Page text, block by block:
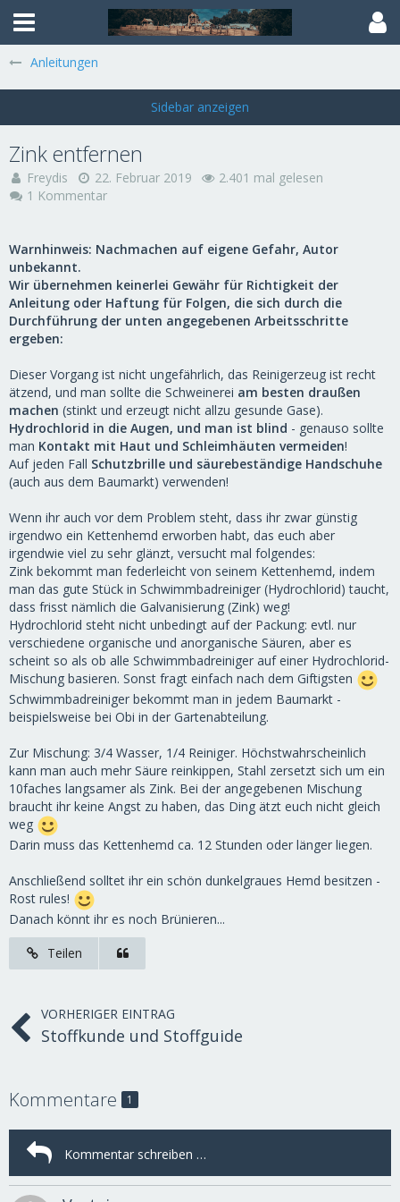
Anleitungen
Zink entfernen
Freydis 22. Februar 2019
2.401 mal gelesen
1 Kommentar
Warnhinweis: Nachmachen auf eigene Gefahr, Autor
unbekannt.
Wir übernehmen keinerlei Gewähr für Richtigkeit der
Anleitung oder Haftung für Folgen, die sich durch die
Durchführung der unten angegebenen Arbeitsschritte
ergeben:
Dieser Vorgang ist nicht ungefährlich, das Reinigerzeug ist recht
ätzend, und man sollte die Schweinerei am besten draußen
machen (stinkt und erzeugt nicht allzu gesunde Gase).
Hydrochlorid in die Augen, und man ist blind - genauso sollte
man Kontakt mit Haut und Schleimhäuten vermeiden!
Auf jeden Fall Schutzbrille und säurebeständige Handschuhe
(auch aus dem Baumarkt) verwenden!
Wenn ihr auch vor dem Problem steht, dass ihr zwar günstig
irgendwo ein Kettenhemd erworben habt, das euch aber
irgendwie viel zu sehr glänzt, versucht mal folgendes:
Zink bekommt man federleicht von seinem Kettenhemd, indem
man das gute Stück in Schwimmbadreiniger (Hydrochlorid) taucht,
dass frisst nämlich die Galvanisierung (Zink) weg!
Hydrochlorid steht nicht unbedingt auf der Packung: evtl. nur
verschiedene organische und anorganische Säuren, aber es
scheint so als ob alle Schwimmbadreiniger auf einer Hydrochlorid-
Mischung basieren. Sonst fragt einfach nach dem Giftigsten
Schwimmbadreiniger bekommt man in jedem Baumarkt -
beispielsweise bei Obi in der Gartenabteilung.
Zur Mischung: 3/4 Wasser, 1/4 Reiniger. Höchstwahrscheinlich
kann man auch mehr Säure reinkippen, Stahl zersetzt sich um ein
10faches langsamer als Zink. Bei der angegebenen Mischung
braucht ihr keine Angst zu haben, das Ding ätzt euch nicht gleich
weg
Darin muss das Kettenhemd ca. 12 Stunden oder länger liegen.
Anschließend solltet ihr ein schön dunkelgraues Hemd besitzen -
Rost rules!
Danach könnt ihr es noch Brünieren...
Teilen
VORHERIGER EINTRAG
Stoffkunde und Stoffguide
Kommentare 1